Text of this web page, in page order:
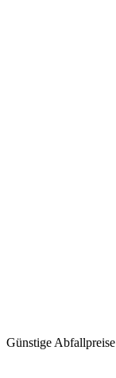
Günstige Abfallpreise